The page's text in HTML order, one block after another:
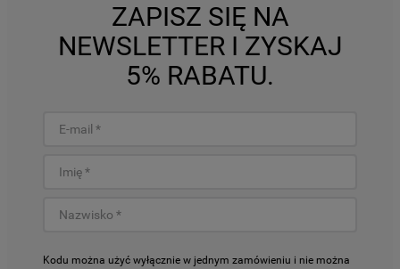
ZAPISZ SIĘ NA
NEWSLETTER I ZYSKAJ
5% RABATU.
Kodu można użyć wyłącznie w jednym zamówieniu i nie można